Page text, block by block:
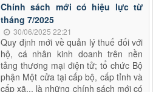
Chính sách mới có hiệu lực từ
tháng 7/2025
30/06/2025 22:21
Quy định mới về quản lý thuế đối với
hộ, cá nhân kinh doanh trên nền
tảng thương mại điện tử; tổ chức Bộ
phận Một cửa tại cấp bộ, cấp tỉnh và
cấp xã... là những chính sách mới có